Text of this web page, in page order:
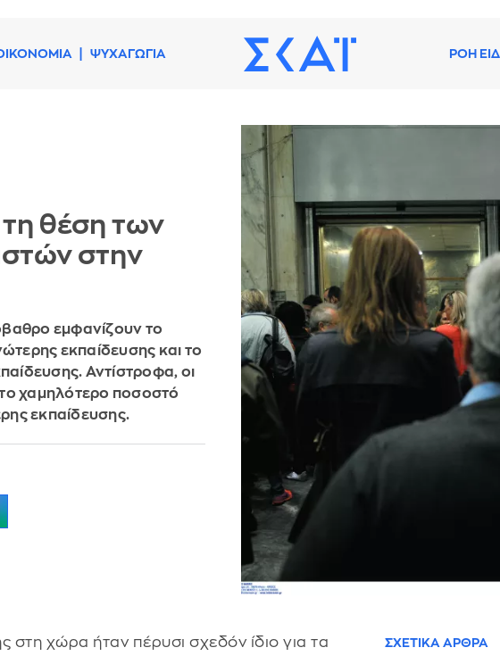
ΨΥΧΑΓΩΓΙΑ ΡΟΗ
θέση των
στην
εμφανίζουν το
εκπαίδευσης και το
Αντίστροφα, οι
χαμηλότερο ποσοστό
εκπαίδευσης.
χώρα ήταν πέρυσι σχεδόν ίδιο για τα
ΣΧΕΤΙΚΑ ΑΡΘΡΑ